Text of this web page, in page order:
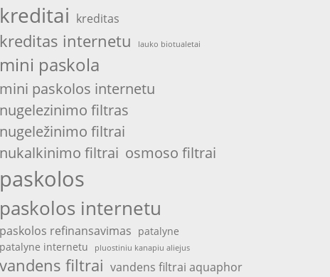
kreditai kreditas
kreditas internetu lauko biotualetai
mini paskola
mini paskolos internetu
nugelezinimo filtras
nugeležinimo filtrai
nukalkinimo filtrai osmoso filtrai
paskolos
paskolos internetu
paskolos refinansavimas patalyne
patalyne internetu
pluostiniu kanapiu aliejus
vandens filtrai vandens filtrai aquaphor